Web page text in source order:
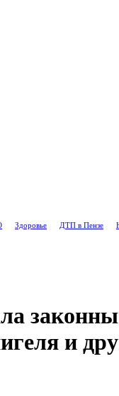
Здоровье ДТП в Пензе
и